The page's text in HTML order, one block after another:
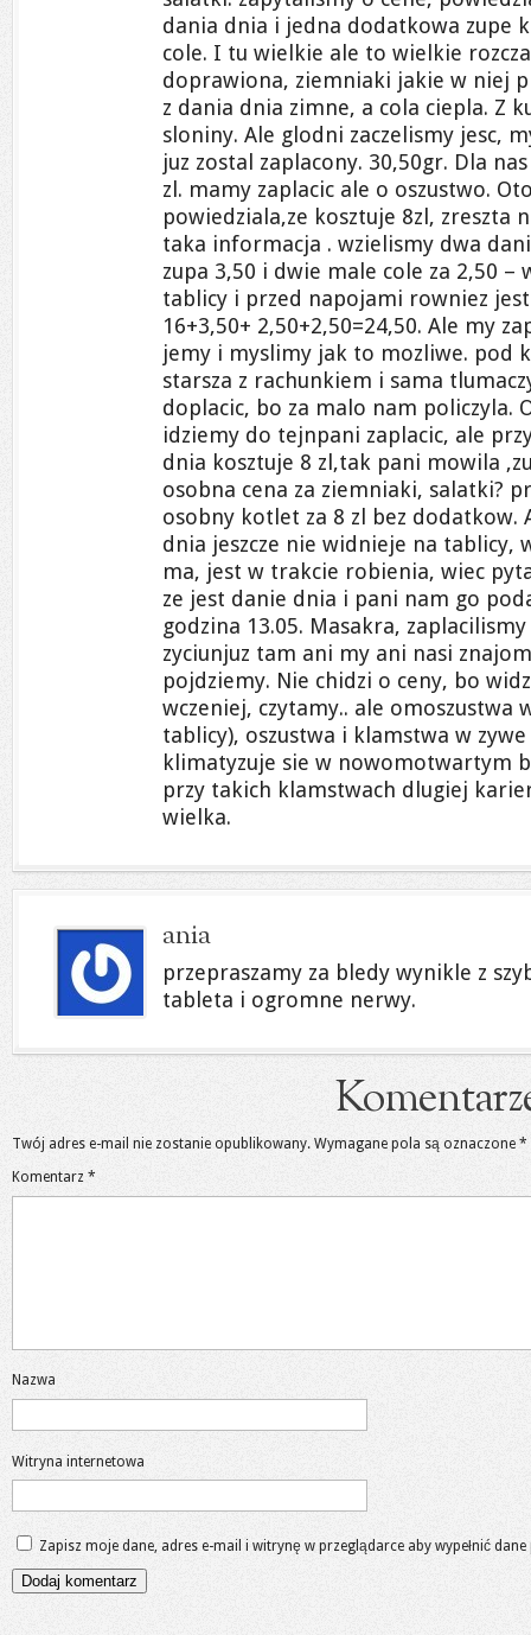
dania dnia i jedna dodatkowa zupe
cole. I tu wielkie ale to wielkie
doprawiona, ziemniaki jakie w niej
z dania dnia zimne, a cola ciepla. Z
sloniny. Ale glodni zaczelismy jesc,
juz zostal zaplacony. 30,50gr. Dla
zl. mamy zaplacic ale o oszustwo.
powiedziala,ze kosztuje 8zl, zreszta
taka informacja . wzielismy dwa
zupa 3,50 i dwie male cole za 2,50 –
tablicy i przed napojami rowniez
16+3,50+ 2,50+2,50=24,50. Ale my
jemy i myslimy jak to mozliwe. pod
starsza z rachunkiem i sama
doplacic, bo za malo nam policzyla.
idziemy do tejnpani zaplacic, ale
dnia kosztuje 8 zl,tak pani mowila
osobna cena za ziemniaki, salatki?
osobny kotlet za 8 zl bez dodatkow.
dnia jeszcze nie widnieje na tablicy,
ma, jest w trakcie robienia, wiec
ze jest danie dnia i pani nam go
godzina 13.05. Masakra,
zyciunjuz tam ani my ani nasi
pojdziemy. Nie chidzi o ceny, bo
wczeniej, czytamy.. ale omoszustwa
tablicy), oszustwa i klamstwa w
klimatyzuje sie w nowomotwartym
przy takich klamstwach dlugiej
wielka.
ania
przepraszamy za bledy wynikle z
tableta i ogromne nerwy.
Twój adres e-mail nie zostanie opublikowany. Wymagane pola są oznaczone *
Komentarz *
Nazwa
Witryna internetowa
Zapisz moje dane, adres e-mail i witrynę w przeglądarce aby wypełnić